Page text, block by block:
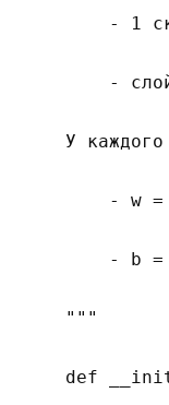
- 1
- слой
У каждого
- w =
- b =
"""
def